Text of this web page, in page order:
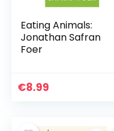
Eating Animals:
Jonathan Safran
Foer
€8.99